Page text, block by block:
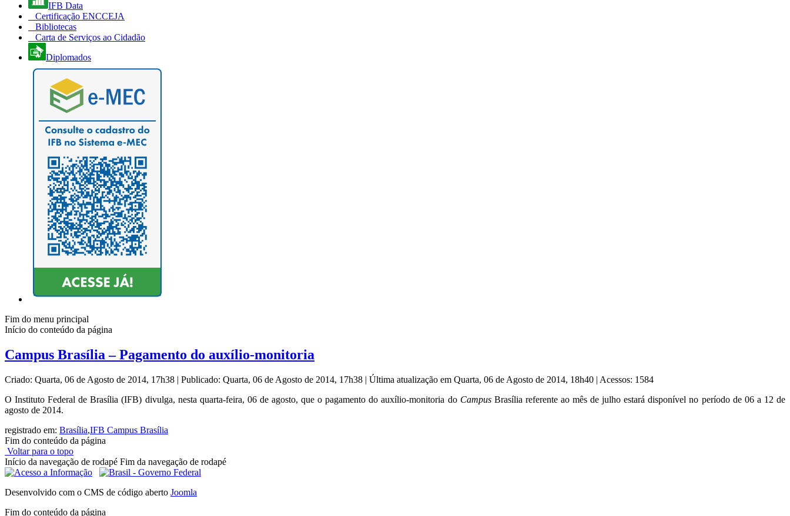
IFB Data
Certificação ENCCEJA
Bibliotecas
Carta de Serviços ao Cidadão
Diplomados
Fim do menu principal
Início do conteúdo da página
Campus Brasília – Pagamento do auxílio-monitoria
Criado: Quarta, 06 de Agosto de 2014, 17h38 | Publicado: Quarta, 06 de Agosto de 2014, 17h38 | Última atualização em Quarta, 06 de Agosto de 2014, 18h40 | Acessos: 1584
O Instituto Federal de Brasília (IFB) divulga, nesta quarta-feira, 06 de agosto, que o pagamento do auxílio-monitoria do CampusBrasília referente ao mês de julho estará disponível no período de 06 a 12 de
agosto de 2014.
registrado em: Brasília,IFB Campus Brasília
Fim do conteúdo da página
Voltar para o topo
Início da navegação de rodapé Fim da navegação de rodapé
Desenvolvido com o CMS de código aberto Joomla
Fim do conteúdo da página